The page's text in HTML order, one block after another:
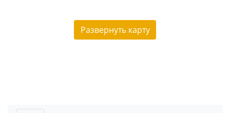
Развернуть карту